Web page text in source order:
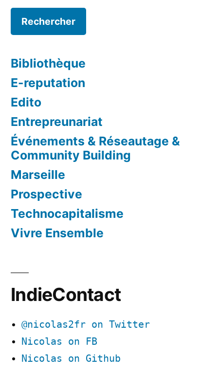
Bibliothèque
E-reputation
Edito
Entrepreunariat
Événements & Réseautage &
Community Building
Marseille
Prospective
Technocapitalisme
Vivre Ensemble
IndieContact
@nicolas2fr on Twitter
Nicolas on FB
Nicolas on Github